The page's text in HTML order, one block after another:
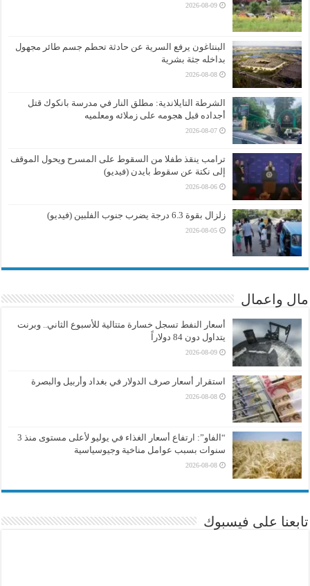
2026-08-09
البنتاغون يرفع السرية عن حادثة تحطم جسم طائر مجهول
بداخله جثة بشرية
2026-08-08
الشرطة التايلاندية: مطلق النار في مدرسة بانكوك قتل
أجداده قبل هجومه على زملائه ومعلميه
2026-08-07
ترامب ينقذ طفلا من السقوط على المسرح ويحول الموقف
إلى نكتة عن سقوط بايدن (فيديو)
2026-08-06
زلزال بقوة 6.3 درجة يضرب جنوب الفلبين (فيديو)
2026-08-05
مال واعمال
أسعار النفط تسجل خسارة متتالية للأسبوع الثاني.. وبرنت
يتداول دون 84 دولاراً
2026-08-09
استقرار أسعار صرف الدولار في بغداد وأربيل والبصرة
2026-08-08
“الفاو”: ارتفاع أسعار الغذاء في يوليو لأعلى مستوى منذ 3
سنوات بسبب عوامل مناخية وجيوسياسية
2026-08-08
تابعنا على فيسبوك